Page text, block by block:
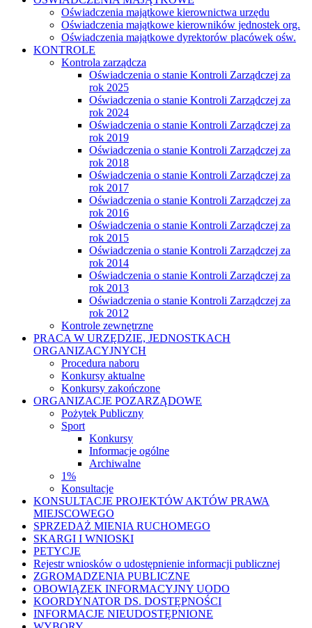
Oświadczenia majątkowe kierownictwa urzędu
Oświadczenia majątkowe kierowników jednostek org.
Oświadczenia majątkowe dyrektorów placówek ośw.
KONTROLE
Kontrola zarządcza
Oświadczenia o stanie Kontroli Zarządczej za
rok 2025
Oświadczenia o stanie Kontroli Zarządczej za
rok 2024
Oświadczenia o stanie Kontroli Zarządczej za
rok 2019
Oświadczenia o stanie Kontroli Zarządczej za
rok 2018
Oświadczenia o stanie Kontroli Zarządczej za
rok 2017
Oświadczenia o stanie Kontroli Zarządczej za
rok 2016
Oświadczenia o stanie Kontroli Zarządczej za
rok 2015
Oświadczenia o stanie Kontroli Zarządczej za
rok 2014
Oświadczenia o stanie Kontroli Zarządczej za
rok 2013
Oświadczenia o stanie Kontroli Zarządczej za
rok 2012
Kontrole zewnętrzne
PRACA W URZĘDZIE, JEDNOSTKACH
ORGANIZACYJNYCH
Procedura naboru
Konkursy aktualne
Konkursy zakończone
ORGANIZACJE POZARZĄDOWE
Pożytek Publiczny
Sport
Konkursy
Informacje ogólne
Archiwalne
1%
Konsultacje
KONSULTACJE PROJEKTÓW AKTÓW PRAWA
MIEJSCOWEGO
SPRZEDAŻ MIENIA RUCHOMEGO
SKARGI I WNIOSKI
PETYCJE
Rejestr wniosków o udostępnienie informacji publicznej
ZGROMADZENIA PUBLICZNE
OBOWIĄZEK INFORMACYJNY UODO
KOORDYNATOR DS. DOSTĘPNOŚCI
INFORMACJE NIEUDOSTĘPNIONE